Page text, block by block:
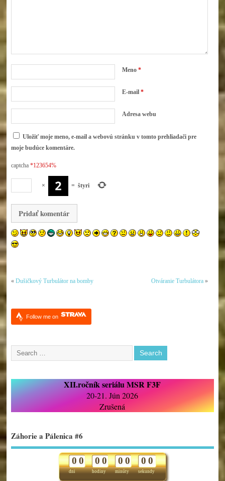
Meno *
E-mail *
Adresa webu
Uložiť moje meno, e-mail a webovú stránku v tomto prehliadači pre
moje budúce komentáre.
captcha*123654%
× = štyri
« Dušičkový Turbulátor na bomby Otváranie Turbulátora»
Follow me on
XII.ročník seriálu MSR F3F
20-21. Jún 2026
Zrušená
Záhorie a Pálenica #6
dni
0 0
hodiny
0 0
minúty
0 0
sekundy
0 0